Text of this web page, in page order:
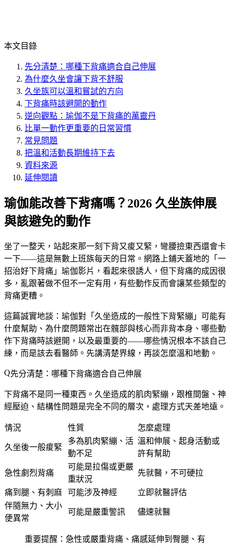
本文目錄
先分清楚：哪種下背痛適合自己伸展
為什麼久坐會讓下背不舒服
久坐族可以溫和嘗試的方向
下背痛時該避開的動作
逆向觀點：瑜伽不是下背痛的萬靈丹
比單一動作更重要的日常習慣
常見問題
把溫和活動長期維持下去
資料來源
延伸閱讀
瑜伽能改善下背痛嗎？2026 久坐族伸展
與該避免的動作
坐了一整天，站起來那一刻下背又痠又緊，彎腰撿東西還會卡
一下——這是無數上班族每天的日常。網路上鋪天蓋地的「一
招治好下背痛」瑜伽影片，看起來很誘人，但下背痛的成因很
多，亂跟著做不但不一定有用，有些動作反而會讓某些類型的
背痛更糟。
這篇誠實地談：瑜伽對「久坐造成的一般性下背緊繃」可能有
什麼幫助、為什麼問題常出在髖部與核心而非背本身、哪些動
作下背痛時該避開，以及最重要的——哪些情況根本不該自己
練，而是該去看醫師。先講清楚界線，再談怎麼溫和地動。
先分清楚：哪種下背痛適合自己伸展
下背痛不是同一種東西。久坐造成的肌肉緊繃，跟椎間盤、神
經壓迫、結構性問題是完全不同的層次，處理方式天差地遠。
情況 性質 怎麼處理
久坐後一般痠緊
多為肌肉緊繃、活
動不足
溫和伸展、起身活動或
許有幫助
急性劇烈背痛
可能是拉傷或更嚴
重狀況
先就醫，不可硬拉
痛到腿、有刺麻 可能涉及神經
立即就醫評估
伴隨無力、大小
便異常
可能是嚴重警訊 儘速就醫
重要提醒： 急性或嚴重背痛、痛感延伸到臀腿、有